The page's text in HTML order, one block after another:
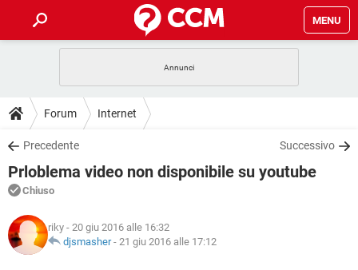
MENU
INTRATTENIMENTO
iOS
INSTAGRAM WHATSAPP
TIKTOK
HARDWARE
GUIDE
COVID-19
iOS
INSTAGRAM
TIKTOK FACEBOOK
DOWNLOAD
COVID-19 GAMING
INTRATTENIMENTO
iOS
INSTAGRAM
FORUM
COVID-19
INTRATTENIMENTO ANDROID
GLOSSARIO
COVID-19
Forum Internet
Precedente Successivo
Prloblema video non disponibile su youtube
Chiuso
riky - 20 giu 2016 alle 16:32
djsmasher- 21 giu 2016 alle 17:12